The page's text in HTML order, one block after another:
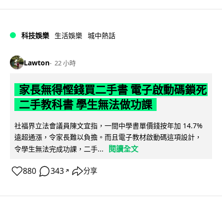
科技娛樂 生活娛樂 城中熱話
Lawton 22 小時
家長無得慳錢買二手書 電子啟動碼鎖死
二手教科書 學生無法做功課
社福界立法會議員陳文宜指，一間中學書單價錢按年加 14.7%
遠超通漲，令家長難以負擔。而且電子教材啟動碼這項設計，
令學生無法完成功課，二手...
閱讀全文
880 343 ↗ 分享